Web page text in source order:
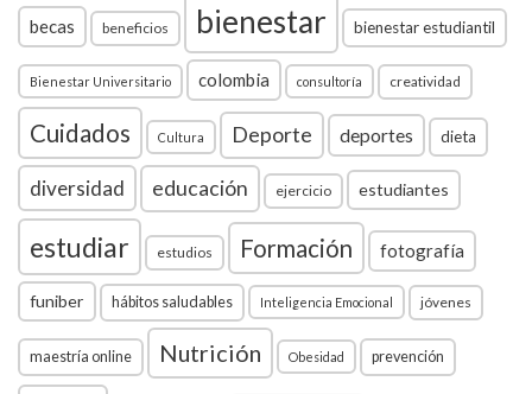
becas beneficios bienestar bienestar estudiantil
Bienestar Universitario colombia consultoría creatividad
Cuidados Cultura Deporte deportes dieta
diversidad educación ejercicio estudiantes
estudiar estudios Formación fotografía
funiber hábitos saludables Inteligencia Emocional jóvenes
maestría online Nutrición Obesidad prevención